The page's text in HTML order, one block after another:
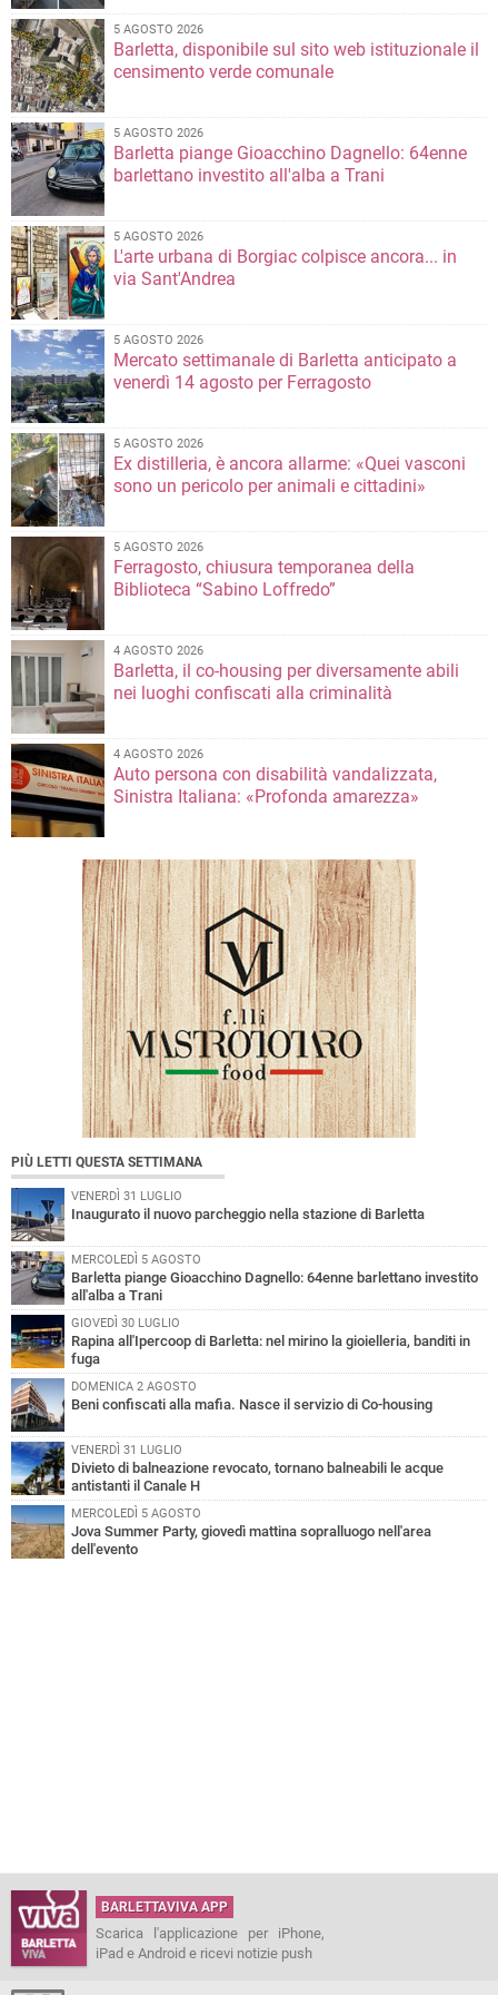
5 AGOSTO 2026
Barletta, disponibile sul sito web istituzionale il
censimento verde comunale
5 AGOSTO 2026
Barletta piange Gioacchino Dagnello: 64enne
barlettano investito all'alba a Trani
5 AGOSTO 2026
L'arte urbana di Borgiac colpisce ancora... in
via Sant'Andrea
5 AGOSTO 2026
Mercato settimanale di Barletta anticipato a
venerdì 14 agosto per Ferragosto
5 AGOSTO 2026
Ex distilleria, è ancora allarme: «Quei vasconi
sono un pericolo per animali e cittadini»
5 AGOSTO 2026
Ferragosto, chiusura temporanea della
Biblioteca “Sabino Loffredo”
4 AGOSTO 2026
Barletta, il co-housing per diversamente abili
nei luoghi confiscati alla criminalità
4 AGOSTO 2026
Auto persona con disabilità vandalizzata,
Sinistra Italiana: «Profonda amarezza»
PIÙ LETTI QUESTA SETTIMANA
VENERDÌ 31 LUGLIO
Inaugurato il nuovo parcheggio nella stazione di Barletta
MERCOLEDÌ 5 AGOSTO
Barletta piange Gioacchino Dagnello: 64enne barlettano investito
all'alba a Trani
GIOVEDÌ 30 LUGLIO
Rapina all'Ipercoop di Barletta: nel mirino la gioielleria, banditi in
fuga
DOMENICA 2 AGOSTO
Beni confiscati alla mafia. Nasce il servizio di Co-housing
VENERDÌ 31 LUGLIO
Divieto di balneazione revocato, tornano balneabili le acque
antistanti il Canale H
MERCOLEDÌ 5 AGOSTO
Jova Summer Party, giovedì mattina sopralluogo nell'area
dell'evento
BARLETTAVIVA APP
Scarica l'applicazione per iPhone,
iPad e Android e ricevi notizie push